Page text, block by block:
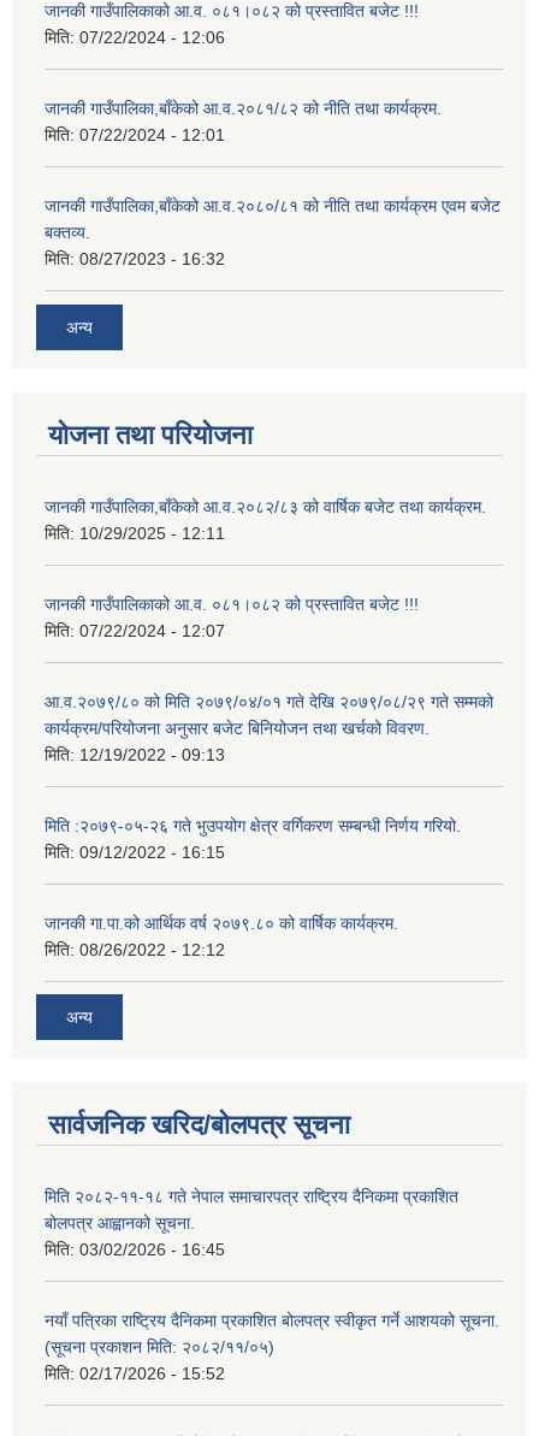
जानकी गाउँपालिकाको आ.व. ०८१।०८२ को प्रस्तावित बजेट !!!
मिति: 07/22/2024 - 12:06
जानकी गाउँपालिका,बाँकेको आ.व.२०८१/८२ को नीति तथा कार्यक्रम.
मिति: 07/22/2024 - 12:01
जानकी गाउँपालिका,बाँकेको आ.व.२०८०/८१ को नीति तथा कार्यक्रम एवम बजेट
बक्तव्य.
मिति: 08/27/2023 - 16:32
अन्य
योजना तथा परियोजना
जानकी गाउँपालिका,बाँकेको आ.व.२०८२/८३ को वार्षिक बजेट तथा कार्यक्रम.
मिति: 10/29/2025 - 12:11
जानकी गाउँपालिकाको आ.व. ०८१।०८२ को प्रस्तावित बजेट !!!
मिति: 07/22/2024 - 12:07
आ.व.२०७९/८० को मिति २०७९/०४/०१ गते देखि २०७९/०८/२९ गते सम्मको
कार्यक्रम/परियोजना अनुसार बजेट बिनियोजन तथा खर्चको विवरण.
मिति: 12/19/2022 - 09:13
मिति :२०७९-०५-२६ गते भुउपयोग क्षेत्र वर्गिकरण सम्बन्धी निर्णय गरियो.
मिति: 09/12/2022 - 16:15
जानकी गा.पा.को आर्थिक वर्ष २०७९.८० को वार्षिक कार्यक्रम.
मिति: 08/26/2022 - 12:12
अन्य
सार्वजनिक खरिद/बोलपत्र सूचना
मिति २०८२-११-१८ गते नेपाल समाचारपत्र राष्ट्रिय दैनिकमा प्रकाशित
बोलपत्र आह्वानको सूचना.
मिति: 03/02/2026 - 16:45
नयाँ पत्रिका राष्ट्रिय दैनिकमा प्रकाशित बोलपत्र स्वीकृत गर्ने आशयको सूचना.
(सूचना प्रकाशन मिति: २०८२/११/०५)
मिति: 02/17/2026 - 15:52